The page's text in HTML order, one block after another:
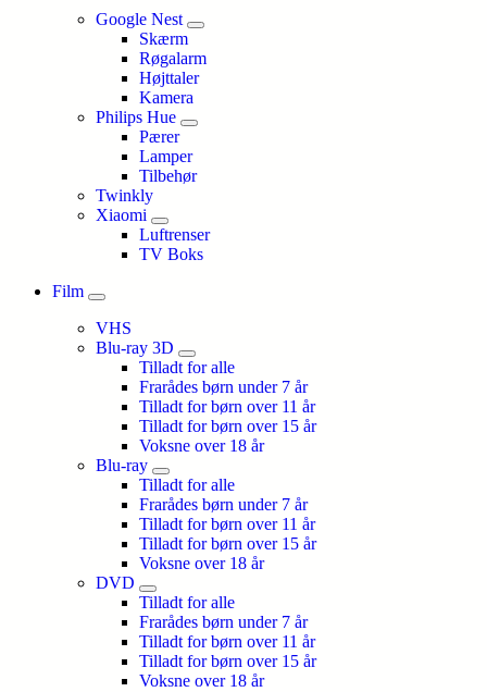
Google Nest
Skærm
Røgalarm
Højttaler
Kamera
Philips Hue
Pærer
Lamper
Tilbehør
Twinkly
Xiaomi
Luftrenser
TV Boks
Film
VHS
Blu-ray 3D
Tilladt for alle
Frarådes børn under 7 år
Tilladt for børn over 11 år
Tilladt for børn over 15 år
Voksne over 18 år
Blu-ray
Tilladt for alle
Frarådes børn under 7 år
Tilladt for børn over 11 år
Tilladt for børn over 15 år
Voksne over 18 år
DVD
Tilladt for alle
Frarådes børn under 7 år
Tilladt for børn over 11 år
Tilladt for børn over 15 år
Voksne over 18 år